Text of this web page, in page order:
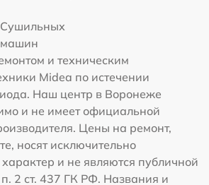
Сушильных
машин
и техническим
Midea по истечении
Наш центр в Воронеже
и не имеет официальной
Цены на ремонт,
носят исключительно
и не являются публичной
2 ст. 437 ГК РФ. Названия и